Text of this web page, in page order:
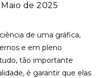
Maio de 2025
de uma gráfica,
e em pleno
tão importante
é garantir que elas